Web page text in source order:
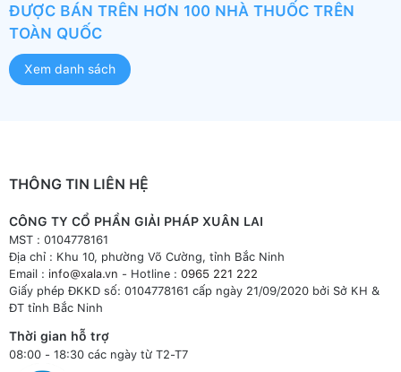
ĐƯỢC BÁN TRÊN HƠN 100 NHÀ THUỐC TRÊN
TOÀN QUỐC
Xem danh sách
THÔNG TIN LIÊN HỆ
CÔNG TY CỔ PHẦN GIẢI PHÁP XUÂN LAI
MST : 0104778161
Địa chỉ : Khu 10, phường Võ Cường, tỉnh Bắc Ninh
Email : info@xala.vn - Hotline : 0965 221 222
Giấy phép ĐKKD số: 0104778161 cấp ngày 21/09/2020 bởi Sở KH &
ĐT tỉnh Bắc Ninh
Thời gian hỗ trợ
08:00 - 18:30 các ngày từ T2-T7